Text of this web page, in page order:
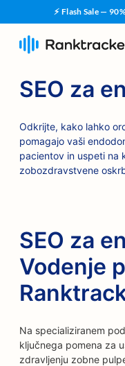
⚡ Flash Sale —
SEO za
Odkrijte, kako lahko
pomagajo vaši
pacientov in uspeti na
zobozdravstvene
SEO za
Vodenje
Na specializiranem
ključnega pomena za
zdravljenju zobne